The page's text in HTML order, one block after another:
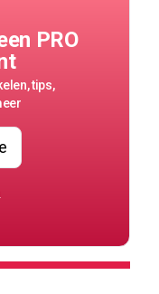
PRO
tips,